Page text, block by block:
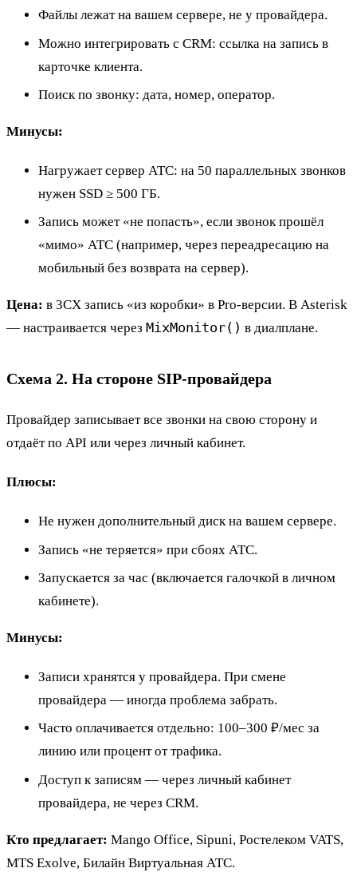
Файлы лежат на вашем сервере, не у провайдера.
Можно интегрировать с CRM: ссылка на запись в
карточке клиента.
Поиск по звонку: дата, номер, оператор.
Минусы:
Нагружает сервер АТС: на 50 параллельных звонков
нужен SSD ≥ 500 ГБ.
Запись может «не попасть», если звонок прошёл
«мимо» АТС (например, через переадресацию на
мобильный без возврата на сервер).
Цена: в 3CX запись «из коробки» в Pro-версии. В Asterisk
— настраивается через MixMonitor() в диалплане.
Схема 2. На стороне SIP-провайдера
Провайдер записывает все звонки на свою сторону и
отдаёт по API или через личный кабинет.
Плюсы:
Не нужен дополнительный диск на вашем сервере.
Запись «не теряется» при сбоях АТС.
Запускается за час (включается галочкой в личном
кабинете).
Минусы:
Записи хранятся у провайдера. При смене
провайдера — иногда проблема забрать.
Часто оплачивается отдельно: 100–300 ₽/мес за
линию или процент от трафика.
Доступ к записям — через личный кабинет
провайдера, не через CRM.
Кто предлагает: Mango Office, Sipuni, Ростелеком VATS,
MTS Exolve, Билайн Виртуальная АТС.